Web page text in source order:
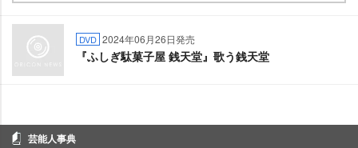
DVD 2024年06月26日発売
『ふしぎ駄菓子屋 銭天堂』歌う銭天堂
芸能人事典